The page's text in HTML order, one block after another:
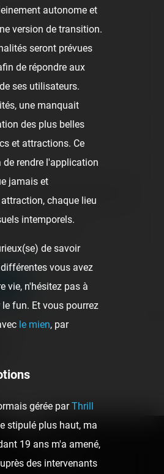
fournir une véritable adresse e-mail
propre commentaire ultérieurement.
personnelle
Shortcut
autonome et
version de transition.
seront prévues
de répondre aux
ses utilisateurs.
une manquait
des plus belles
et attractions. Ce
rendre l'application
jamais et
chaque lieu
intemporels.
de savoir
vous avez
vie, n'hésitez pas à
fun. Et vous pourrez
le mien, par
gérée parThrill
stipulé plus haut, ma
19 ans m'a amené,
des intervenants